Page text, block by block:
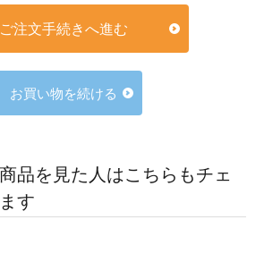
ご注文手続きへ進む
お買い物を続ける
品を見た人はこちらもチェ
す